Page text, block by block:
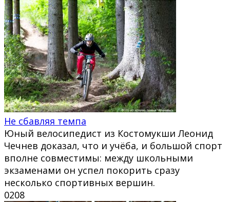
Не сбавляя темпа
Юный велосипедист из Костомукши Леонид
Чечнев доказал, что и учёба, и большой спорт
вполне совместимы: между школьными
экзаменами он успел покорить сразу
несколько спортивных вершин.
0208